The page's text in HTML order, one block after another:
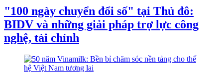
"100 ngày chuyển đổi số" tại Thủ đô:
BIDV và những giải pháp trợ lực công
nghệ, tài chính